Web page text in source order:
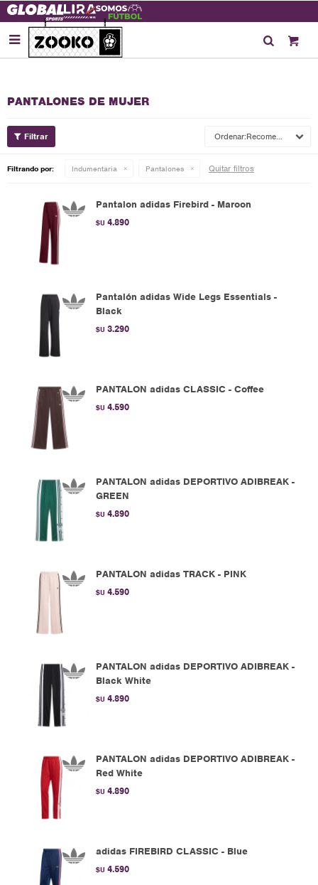

PANTALONES DE MUJER
Recomendados
Filtrando por: Indumentaria Pantalones Quitar filtros
Pantalon adidas Firebird - Maroon
$U 4.890
Pantalón adidas Wide Legs Essentials -
Black
$U 3.290
PANTALON adidas CLASSIC - Coffee
$U 4.590
PANTALON adidas DEPORTIVO ADIBREAK -
GREEN
$U 4.890
PANTALON adidas TRACK - PINK
$U 4.590
PANTALON adidas DEPORTIVO ADIBREAK -
Black White
$U 4.890
PANTALON adidas DEPORTIVO ADIBREAK -
Red White
$U 4.890
adidas FIREBIRD CLASSIC - Blue
$U 4.590